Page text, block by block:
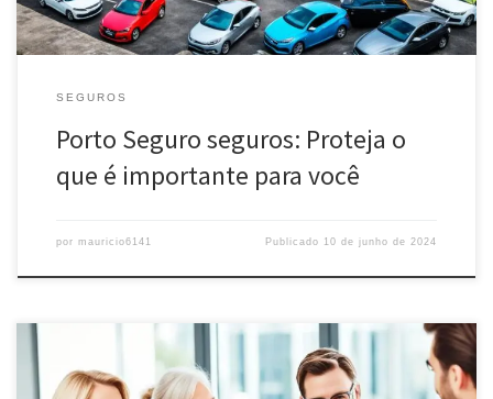
SEGUROS
Porto Seguro seguros: Proteja o
que é importante para você
por mauricio6141 Publicado 10 de junho de 2024